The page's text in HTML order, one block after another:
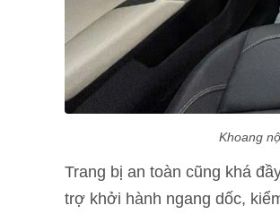
Khoang
Trang bị an toàn cũng khá
trợ khởi hành ngang dốc,